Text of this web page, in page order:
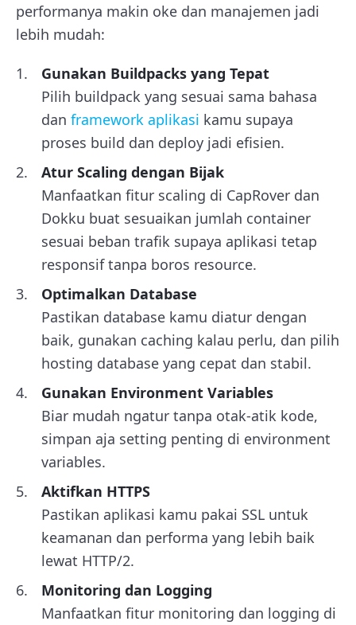
performanya makin oke dan manajemen jadi
lebih mudah:
Gunakan Buildpacks yang Tepat
Pilih buildpack yang sesuai sama bahasa
dan framework aplikasi kamu supaya
proses build dan deploy jadi efisien.
Atur Scaling dengan Bijak
Manfaatkan fitur scaling di CapRover dan
Dokku buat sesuaikan jumlah container
sesuai beban trafik supaya aplikasi tetap
responsif tanpa boros resource.
Optimalkan Database
Pastikan database kamu diatur dengan
baik, gunakan caching kalau perlu, dan pilih
hosting database yang cepat dan stabil.
Gunakan Environment Variables
Biar mudah ngatur tanpa otak-atik kode,
simpan aja setting penting di environment
variables.
Aktifkan HTTPS
Pastikan aplikasi kamu pakai SSL untuk
keamanan dan performa yang lebih baik
lewat HTTP/2.
Monitoring dan Logging
Manfaatkan fitur monitoring dan logging di